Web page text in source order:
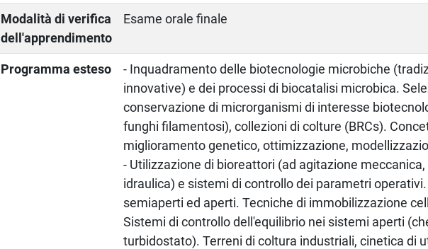
Modalità di verifica
dell'apprendimento
Esame orale finale
Programma esteso
- Inquadramento delle biotecnologie microbiche
innovative) e dei processi di biocatalisi microbica.
conservazione di microrganismi di interesse
funghi filamentosi), collezioni di colture (BRCs).
miglioramento genetico, ottimizzazione,
- Utilizzazione di bioreattori (ad agitazione
idraulica) e sistemi di controllo dei parametri
semiaperti ed aperti. Tecniche di immobilizzazione
Sistemi di controllo dell'equilibrio nei sistemi aperti
turbidostato). Terreni di coltura industriali, cinetica di